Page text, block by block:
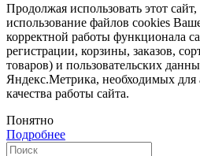
Продолжая использовать этот
использование файлов cookies
корректной работы функционала
регистрации, корзины, заказов,
товаров) и пользовательских
Яндекс.Метрика, необходимых
качества работы сайта.
Понятно
Подробнее